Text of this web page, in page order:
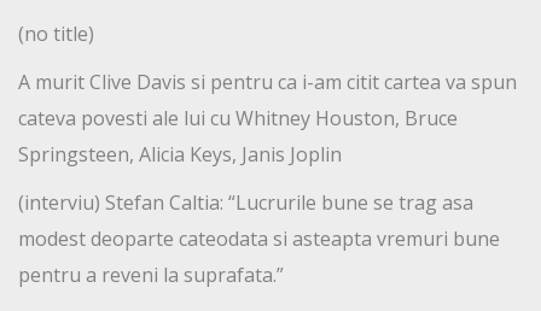
(no title)
A murit Clive Davis si pentru ca i-am citit cartea va spun
cateva povesti ale lui cu Whitney Houston, Bruce
Springsteen, Alicia Keys, Janis Joplin
(interviu) Stefan Caltia: “Lucrurile bune se trag asa
modest deoparte cateodata si asteapta vremuri bune
pentru a reveni la suprafata.”